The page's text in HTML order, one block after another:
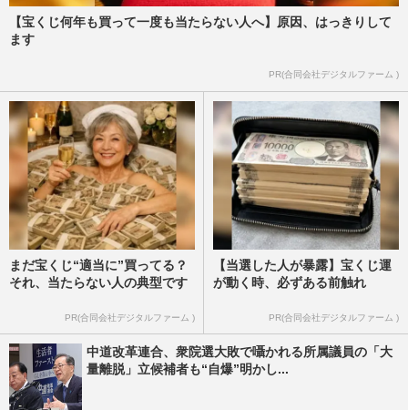
【宝くじ何年も買って一度も当たらない人へ】原因、はっきりして
ます
PR(合同会社デジタルファーム )
まだ宝くじ“適当に”買ってる？
それ、当たらない人の典型です
PR(合同会社デジタルファーム )
【当選した人が暴露】宝くじ運
が動く時、必ずある前触れ
PR(合同会社デジタルファーム )
中道改革連合、衆院選大敗で囁かれる所属議員の「大
量離脱」立候補者も“自爆”明かし...